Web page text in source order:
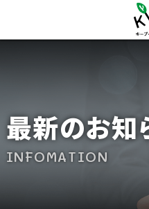
最新のお知
INFOMATION